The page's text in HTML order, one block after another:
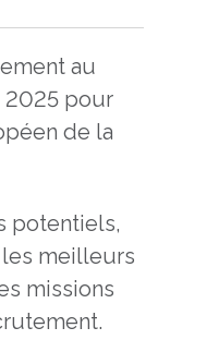
au
2025 pour
de la
potentiels,
meilleurs
missions